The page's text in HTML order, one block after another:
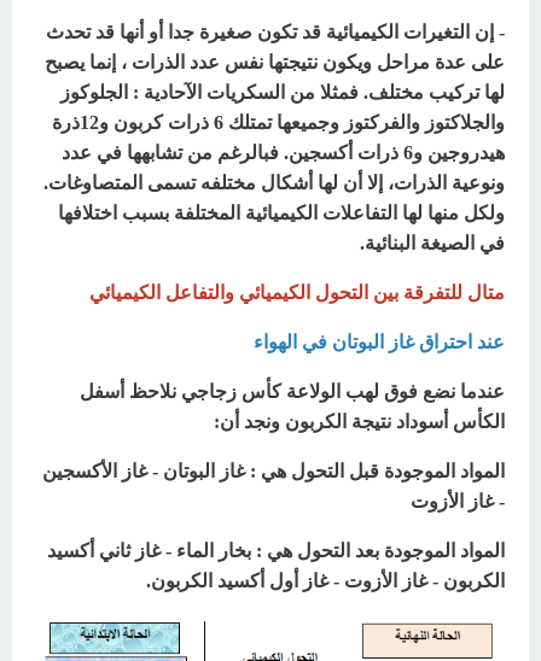
- إن التغيرات الكيميائية قد تكون صغيرة جدا أو أنها قد تحدث
على عدة مراحل ويكون نتيجتها نفس عدد الذرات ، إنما يصبح
لها تركيب مختلف. فمثلا من السكريات الآحادية : الجلوكوز
والجلاكتوز والفركتوز وجميعها تمتلك 6 ذرات كربون و12ذرة
هيدروجين و6 ذرات أكسجين. فبالرغم من تشابهها في عدد
ونوعية الذرات، إلا أن لها أشكال مختلفه تسمى المتصاوغات.
ولكل منها لها التفاعلات الكيميائية المختلفة بسبب اختلافها
في الصيغة البنائية.
متال للتفرقة بين التحول الكيميائي والتفاعل الكيميائي
عند احتراق غاز البوتان في الهواء
عندما نضع فوق لهب الولاعة كأس زجاجي نلاحظ أسفل
الكأس أسوداد نتيجة الكربون ونجد أن:
المواد الموجودة قبل التحول هي : غاز البوتان - غاز الأكسجين
- غاز الأزوت
المواد الموجودة بعد التحول هي : بخار الماء - غاز ثاني أكسيد
الكربون - غاز الأزوت - غاز أول أكسيد الكربون.